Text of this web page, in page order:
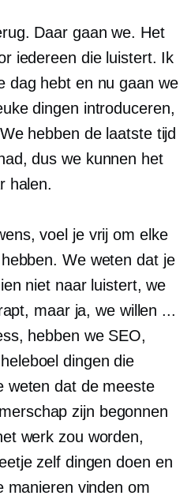
Daar gaan we. Het
iedereen die luistert. Ik
dag hebt en nu gaan we
dingen introduceren,
hebben de laatste tijd
dus we kunnen het
halen.
voel je vrij om elke
We weten dat je
niet naar luistert, we
maar ja, we willen ...
hebben we SEO,
dingen die
weten dat de meeste
zijn begonnen
werk zou worden,
zelf dingen doen en
manieren vinden om